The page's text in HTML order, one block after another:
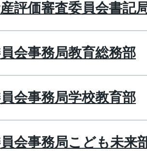
評価審査委員会書記
会事務局教育総務部
会事務局学校教育部
会事務局こども未来